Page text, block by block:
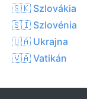
🇸🇰 Szlovákia
🇸🇮 Szlovénia
🇺🇦 Ukrajna
🇻🇦 Vatikán